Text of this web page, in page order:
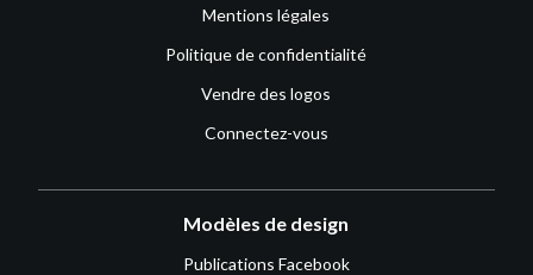
Mentions légales
Politique de confidentialité
Vendre des logos
Connectez-vous
Modèles de design
Publications Facebook